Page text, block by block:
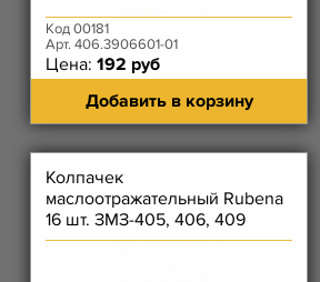
Код 00181
Арт. 406.3906601-01
Цена: 192 руб
Добавить в корзину
Колпачек
маслоотражательный Rubena
16 шт. ЗМЗ-405, 406, 409